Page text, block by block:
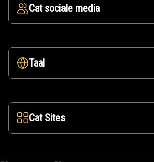
Cat sociale media
Taal
Cat Sites